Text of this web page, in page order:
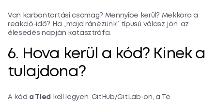
Van karbantartási csomag? Mennyibe kerül? Mekkora a
reakció-idő? Ha „majd ránézünk” típusú válasz jön, az
élesedés napján katasztrófa.
6. Hova kerül a kód? Kinek a
tulajdona?
A kód a Tied
kell legyen. GitHub/GitLab-on, a Te